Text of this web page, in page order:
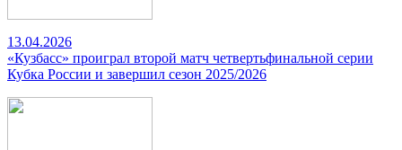
13.04.2026
«Кузбасс» проиграл второй матч четвертьфинальной серии
Кубка России и завершил сезон 2025/2026